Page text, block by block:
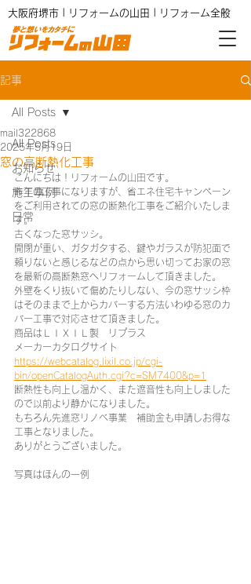
大阪府堺市 | リフォームの山田 | リフォーム全般
記事
All Posts
お知らせ
施工事例
日常
All Posts
窓の高断熱化工事
mail322868
2025年5月19日
こんにちは！リフォームの山田です。
昨年の工事になりますが、省エネ住宅キャンペーン
をご利用されての窓の断熱化工事をご紹介いたしま
す。
古くなった窓サッシ。
開閉が重い、ガタガタする、鍵やガラスが防犯面で
頼りないと感じるなどの点から思い切ってお家の窓
を最新の高断熱窓へリフォームして頂きました。
外壁をくり抜いて傷めたりしない、今の窓サッシ枠
はそのままで上からカバーする方法いわゆる窓のカ
バー工事で対応させて頂きました。
商品はＬＩＸＩＬ製　リプラス
メーカーカタログサイト
https://webcatalog.lixil.co.jp/cgi-
bin/openCatalogAuth.cgi?c=SM7400&p=1
断熱性も向上し温かく、また遮音性も向上しました
ので以前より静かになりました。
もちろん先進窓リノベ事業　補助金も申請しお得な
工事となりました。
ありがとうございました。
写真はほんの一例